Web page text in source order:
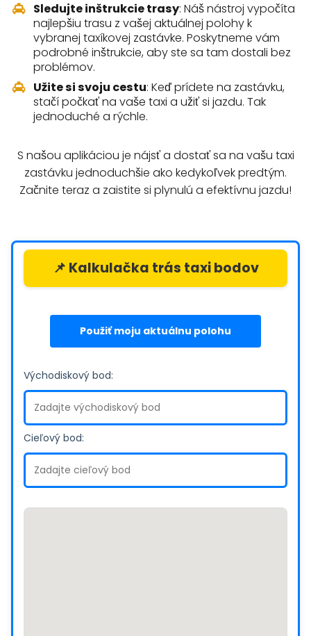
Sledujte inštrukcie trasy: Náš nástroj vypočíta
najlepšiu trasu z vašej aktuálnej polohy k
vybranej taxíkovej zastávke. Poskytneme vám
podrobné inštrukcie, aby ste sa tam dostali bez
problémov.
Užite si svoju cestu: Keď prídete na zastávku,
stačí počkať na vaše taxi a užiť si jazdu. Tak
jednoduché a rýchle.
S našou aplikáciou je nájsť a dostať sa na vašu taxi
zastávku jednoduchšie ako kedykoľvek predtým.
Začnite teraz a zaistite si plynulú a efektívnu jazdu!
📌 Kalkulačka trás taxi bodov
Použiť moju aktuálnu polohu
Východiskový bod:
Cieľový bod: